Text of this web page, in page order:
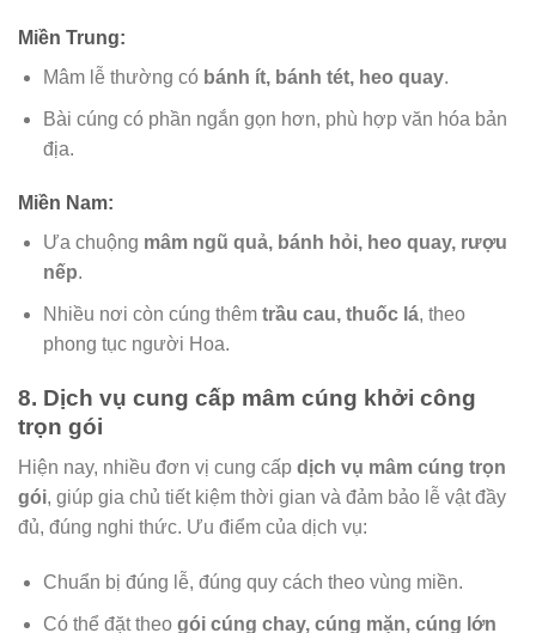
Miền Trung:
Mâm lễ thường có bánh ít, bánh tét, heo quay.
Bài cúng có phần ngắn gọn hơn, phù hợp văn hóa bản
địa.
Miền Nam:
Ưa chuộng mâm ngũ quả, bánh hỏi, heo quay, rượu
nếp.
Nhiều nơi còn cúng thêm trầu cau, thuốc lá, theo
phong tục người Hoa.
8. Dịch vụ cung cấp mâm cúng khởi công
trọn gói
Hiện nay, nhiều đơn vị cung cấp dịch vụ mâm cúng trọn
gói, giúp gia chủ tiết kiệm thời gian và đảm bảo lễ vật đầy
đủ, đúng nghi thức. Ưu điểm của dịch vụ:
Chuẩn bị đúng lễ, đúng quy cách theo vùng miền.
Có thể đặt theo gói cúng chay, cúng mặn, cúng lớn